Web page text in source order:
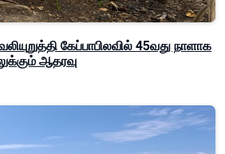
கேப்பாபிலவில் 45வது நாளாக
ஆதரவு